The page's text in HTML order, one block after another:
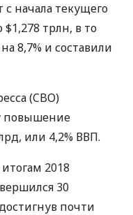
начала текущего
трлн, в то
8,7% и составили
(CBO)
повышение
или 4,2% ВВП.
2018
30
почти